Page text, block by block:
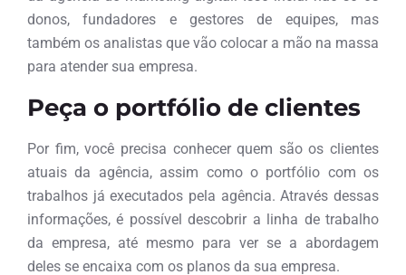
donos, fundadores e gestores de equipes, mas
também os analistas que vão colocar a mão na massa
para atender sua empresa.
Peça o portfólio de clientes
Por fim, você precisa conhecer quem são os clientes
atuais da agência, assim como o portfólio com os
trabalhos já executados pela agência. Através dessas
informações, é possível descobrir a linha de trabalho
da empresa, até mesmo para ver se a abordagem
deles se encaixa com os planos da sua empresa.